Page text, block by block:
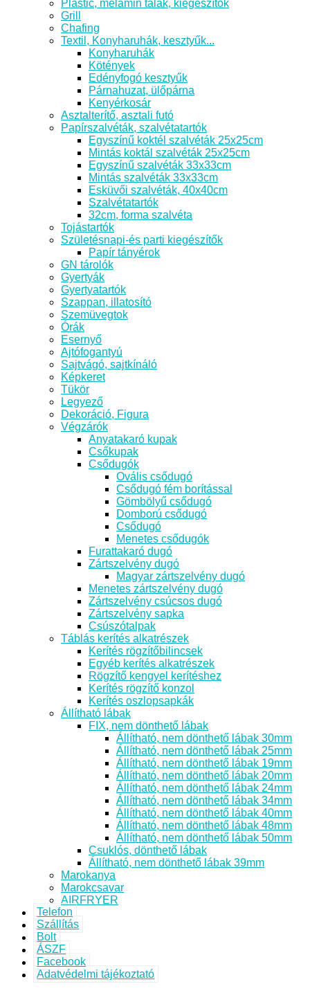
Plastic, melamin tálak, kiegészítők
Grill
Chafing
Textil, Konyharuhák, kesztyűk...
Konyharuhák
Kötények
Edényfogó kesztyűk
Párnahuzat, ülőpárna
Kenyérkosár
Asztalterítő, asztali futó
Papírszalvéták, szalvétatartók
Egyszínű koktél szalvéták 25x25cm
Mintás koktál szalvéták 25x25cm
Egyszínű szalvéták 33x33cm
Mintás szalvéták 33x33cm
Esküvői szalvéták, 40x40cm
Szalvétatartók
32cm, forma szalvéta
Tojástartók
Születésnapi-és parti kiegészítők
Papír tányérok
GN tárolók
Gyertyák
Gyertyatartók
Szappan, illatosító
Szemüvegtok
Órák
Esernyő
Ajtófogantyú
Sajtvágó, sajtkínáló
Képkeret
Tükör
Legyező
Dekoráció, Figura
Végzárók
Anyatakaró kupak
Csőkupak
Csődugók
Ovális csődugó
Csődugó fém borítással
Gömbölyű csődugó
Domború csődugó
Csődugó
Menetes csődugók
Furattakaró dugó
Zártszelvény dugó
Magyar zártszelvény dugó
Menetes zártszelvény dugó
Zártszelvény csúcsos dugó
Zártszelvény sapka
Csúszótalpak
Táblás kerítés alkatrészek
Kerítés rögzítőbilincsek
Egyéb kerítés alkatrészek
Rögzítő kengyel kerítéshez
Kerítés rögzítő konzol
Kerítés oszlopsapkák
Állítható lábak
FIX, nem dönthető lábak
Állítható, nem dönthető lábak 30mm
Állítható, nem dönthető lábak 25mm
Állítható, nem dönthető lábak 19mm
Állítható, nem dönthető lábak 20mm
Állítható, nem dönthető lábak 24mm
Állítható, nem dönthető lábak 34mm
Állítható, nem dönthető lábak 40mm
Állítható, nem dönthető lábak 48mm
Állítható, nem dönthető lábak 50mm
Csuklós, dönthető lábak
Állítható, nem dönthető lábak 39mm
Marokanya
Marokcsavar
AIRFRYER
Telefon
Szállítás
Bolt
ÁSZF
Facebook
Adatvédelmi tájékoztató